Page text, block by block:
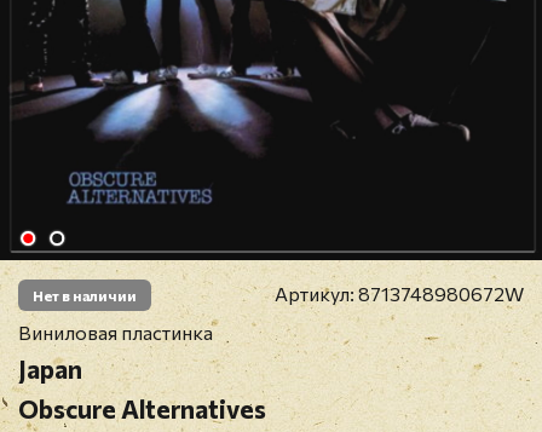
Нет в наличии Артикул: 8713748980672W
Виниловая пластинка
Japan
Obscure Alternatives